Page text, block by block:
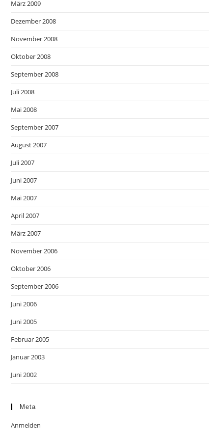
März 2009
Dezember 2008
November 2008
Oktober 2008
September 2008
Juli 2008
Mai 2008
September 2007
August 2007
Juli 2007
Juni 2007
Mai 2007
April 2007
März 2007
November 2006
Oktober 2006
September 2006
Juni 2006
Juni 2005
Februar 2005
Januar 2003
Juni 2002
Meta
Anmelden